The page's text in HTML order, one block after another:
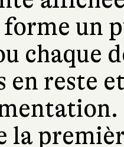
forme un
chaque
en reste
la